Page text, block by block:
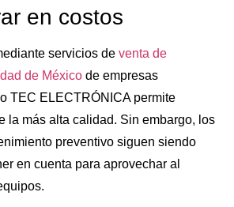
en costos
servicios deventa de
de México de empresas
TEC ELECTRÓNICA permite
la más alta calidad. Sin embargo, los
preventivo siguen siendo
en cuenta para aprovechar al